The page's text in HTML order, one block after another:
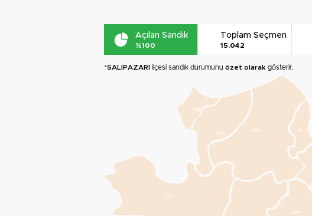
Açılan Sandık
%100
Toplam Seçmen
15.042
*SALIPAZARI ilçesi sandık durumunu özet olarak gösterir.
KAV
19
BAF
VEZ
ALA
YAK